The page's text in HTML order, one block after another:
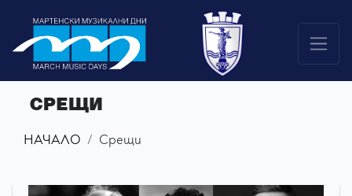
СРЕЩИ
НАЧАЛО Срещи